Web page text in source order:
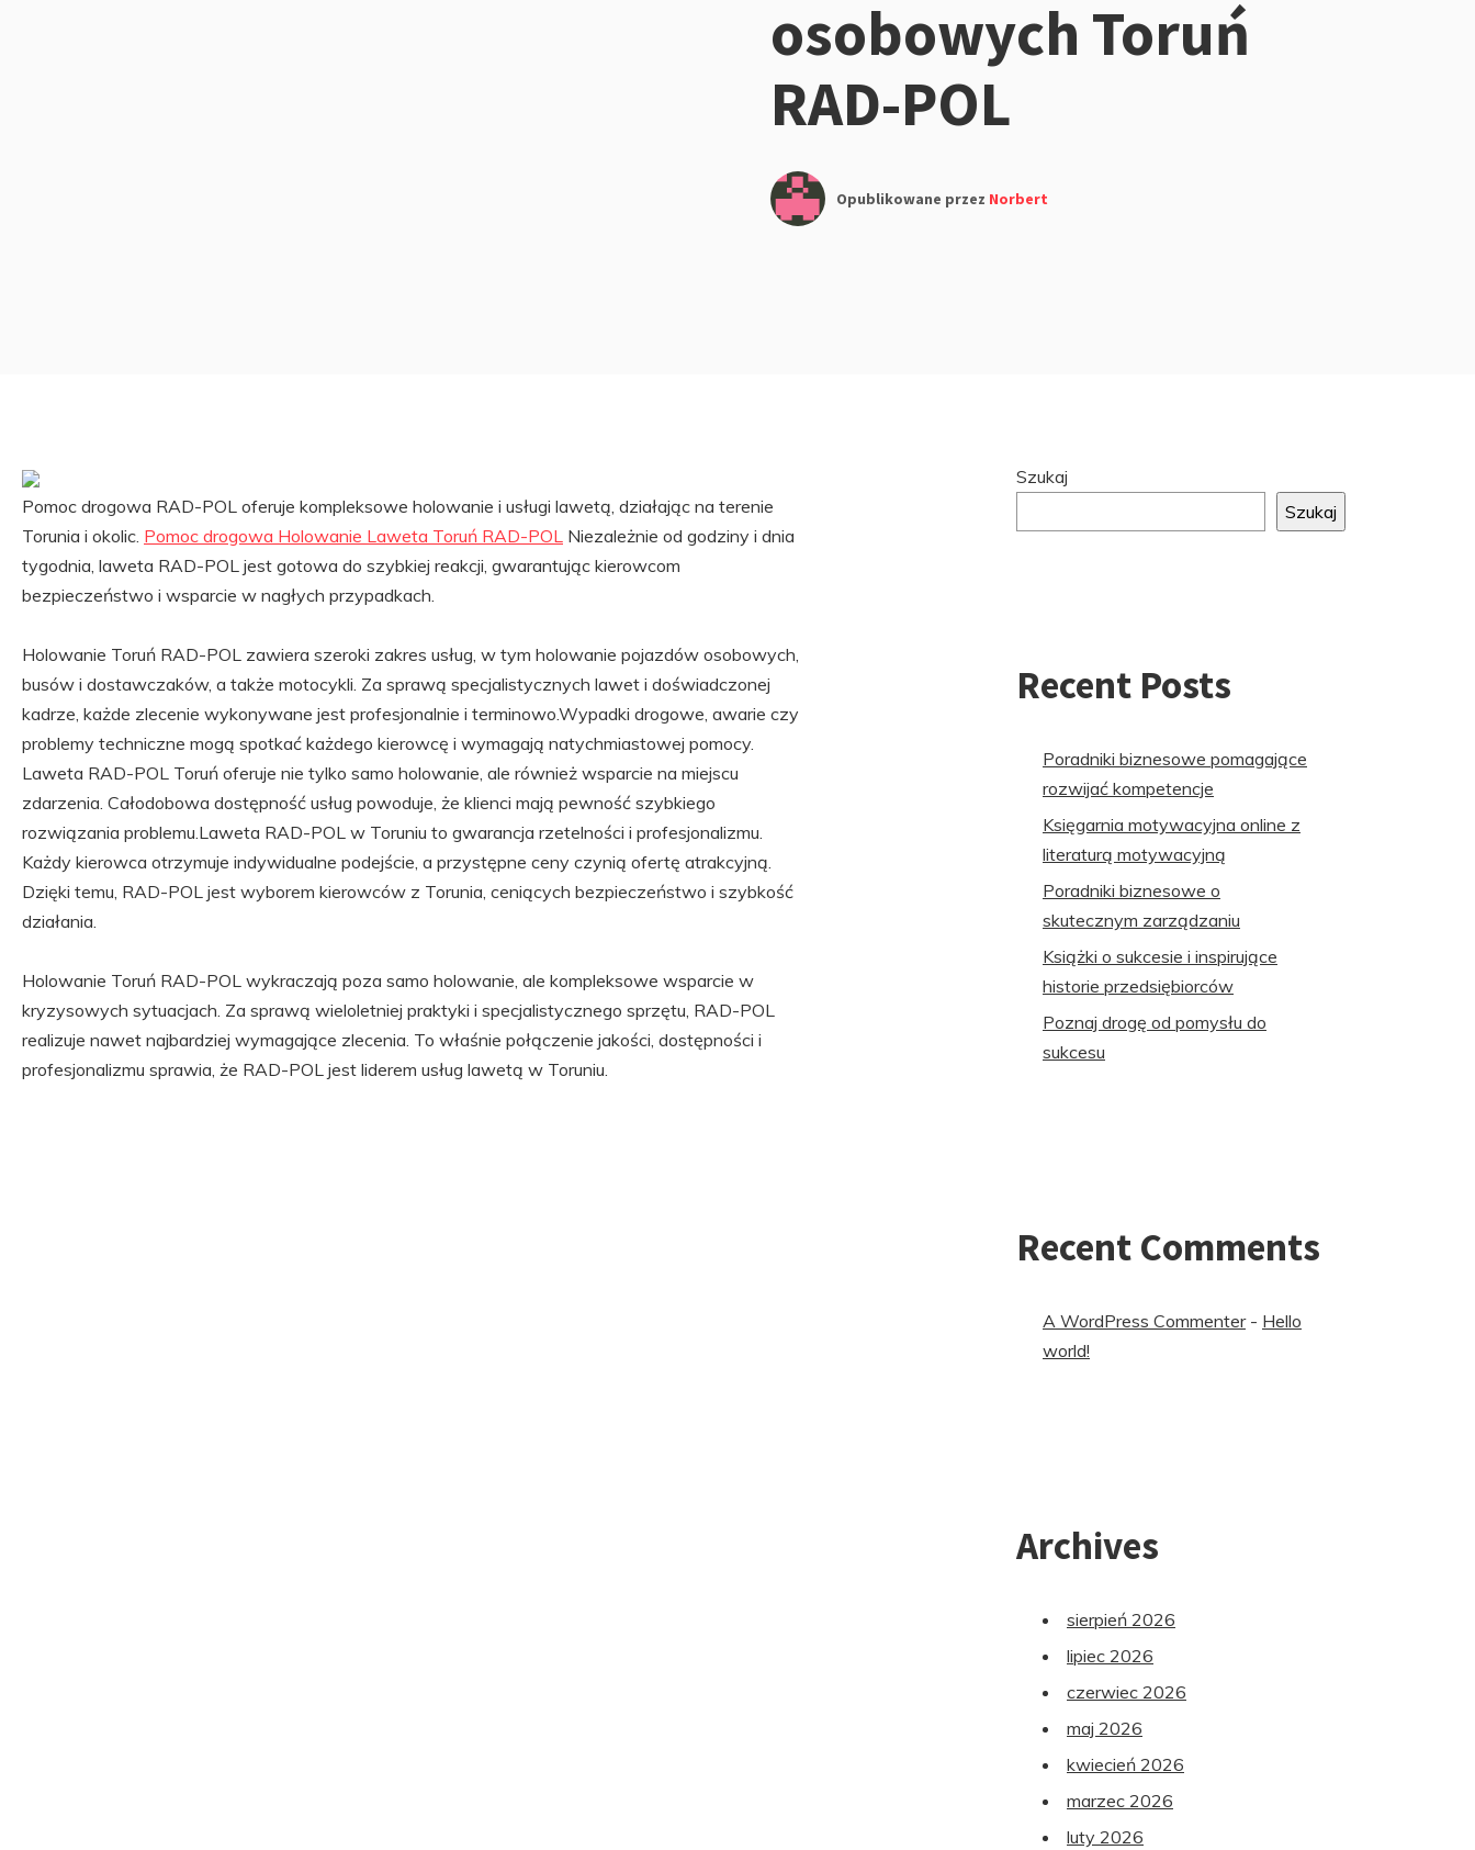
osobowych Toruń
RAD-POL
Opublikowane przez Norbert
Pomoc drogowa RAD-POL oferuje kompleksowe holowanie i usługi lawetą, działając na terenie
Torunia i okolic. Pomoc drogowa Holowanie Laweta Toruń RAD-POL Niezależnie od godziny i dnia
tygodnia, laweta RAD-POL jest gotowa do szybkiej reakcji, gwarantując kierowcom
bezpieczeństwo i wsparcie w nagłych przypadkach.
Holowanie Toruń RAD-POL zawiera szeroki zakres usług, w tym holowanie pojazdów osobowych,
busów i dostawczaków, a także motocykli. Za sprawą specjalistycznych lawet i doświadczonej
kadrze, każde zlecenie wykonywane jest profesjonalnie i terminowo.Wypadki drogowe, awarie czy
problemy techniczne mogą spotkać każdego kierowcę i wymagają natychmiastowej pomocy.
Laweta RAD-POL Toruń oferuje nie tylko samo holowanie, ale również wsparcie na miejscu
zdarzenia. Całodobowa dostępność usług powoduje, że klienci mają pewność szybkiego
rozwiązania problemu.Laweta RAD-POL w Toruniu to gwarancja rzetelności i profesjonalizmu.
Każdy kierowca otrzymuje indywidualne podejście, a przystępne ceny czynią ofertę atrakcyjną.
Dzięki temu, RAD-POL jest wyborem kierowców z Torunia, ceniących bezpieczeństwo i szybkość
działania.
Holowanie Toruń RAD-POL wykraczają poza samo holowanie, ale kompleksowe wsparcie w
kryzysowych sytuacjach. Za sprawą wieloletniej praktyki i specjalistycznego sprzętu, RAD-POL
realizuje nawet najbardziej wymagające zlecenia. To właśnie połączenie jakości, dostępności i
profesjonalizmu sprawia, że RAD-POL jest liderem usług lawetą w Toruniu.
Przejdź
stopki
Szukaj
Szukaj
Recent Posts
Poradniki biznesowe pomagające
rozwijać kompetencje
Księgarnia motywacyjna online z
literaturą motywacyjną
Poradniki biznesowe o
skutecznym zarządzaniu
Książki o sukcesie i inspirujące
historie przedsiębiorców
Poznaj drogę od pomysłu do
sukcesu
Recent Comments
A WordPress Commenter- Hello
world!
Archives
sierpień 2026
lipiec 2026
czerwiec 2026
maj 2026
kwiecień 2026
marzec 2026
luty 2026